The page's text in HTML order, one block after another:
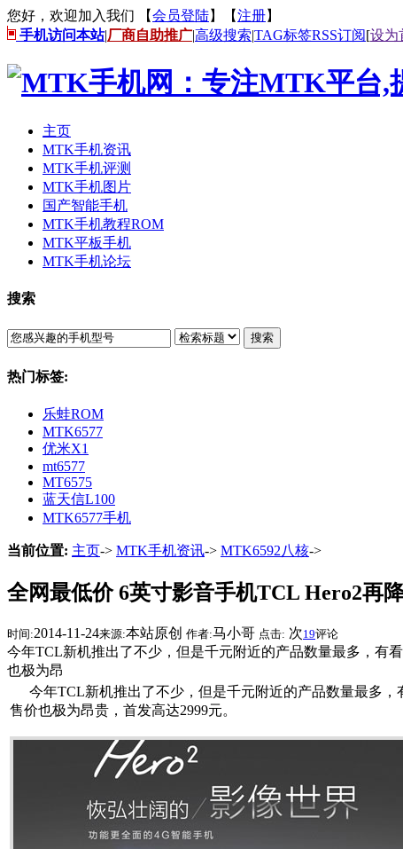
您好，欢迎加入我们 【会员登陆】【注册】
手机访问本站|厂商自助推广|高级搜索|TAG标签RSS订阅[设为
主页
MTK手机资讯
MTK手机评测
MTK手机图片
国产智能手机
MTK手机教程ROM
MTK平板手机
MTK手机论坛
搜索
搜索
热门标签:
乐蛙ROM
MTK6577
优米X1
mt6577
MT6575
蓝天信L100
MTK6577手机
当前位置: 主页-> MTK手机资讯-> MTK6592八核->
全网最低价 6英寸影音手机TCL Hero2再
时间:2014-11-24来源:本站原创 作者:马小哥 点击: 次19评论
今年TCL新机推出了不少，但是千元附近的产品数量最多，有
也极为昂
今年TCL新机推出了不少，但是千元附近的产品数量最多，
售价也极为昂贵，首发高达2999元。